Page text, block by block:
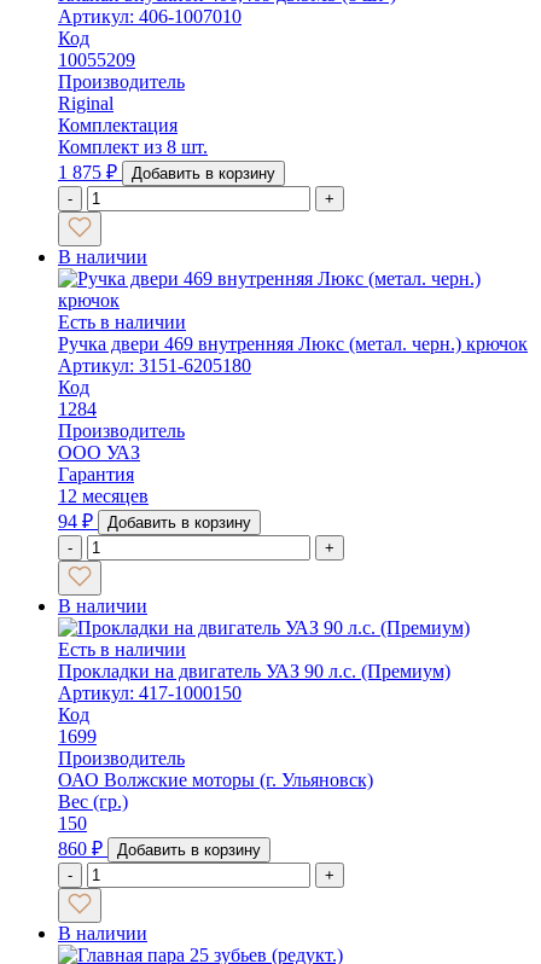
Артикул: 406-1007010
Код
10055209
Производитель
Riginal
Комплектация
Комплект из 8 шт.
1 875 ₽
Добавить в корзину
-
+
В наличии
Есть в наличии
Ручка двери 469 внутренняя Люкс (метал. черн.) крючок
Артикул: 3151-6205180
Код
1284
Производитель
ООО УАЗ
Гарантия
12 месяцев
94 ₽
Добавить в корзину
-
+
В наличии
Есть в наличии
Прокладки на двигатель УАЗ 90 л.с. (Премиум)
Артикул: 417-1000150
Код
1699
Производитель
ОАО Волжские моторы (г. Ульяновск)
Вес (гр.)
150
860 ₽
Добавить в корзину
-
+
В наличии